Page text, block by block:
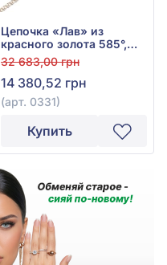
Цепочка «Лав» из
красного золота 585°,
без вставки, арт. 0331
32 683,00 грн
14 380,52 грн
(арт. 0331)
Купить